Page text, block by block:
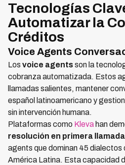
Tecnologías
Automatizar la
Créditos
Voice Agents
Los voice agentsson la
cobranza automatizada. Estos
llamadas salientes, mantener
español latinoamericano y
sin intervención humana.
Plataformas como Kleva han
resolución en primera
agents que dominan 45 dialectos
América Latina. Esta capacidad